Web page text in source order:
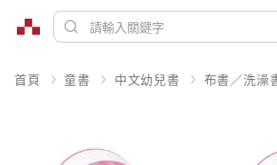
首頁 童書 中文幼兒書 布書／洗澡